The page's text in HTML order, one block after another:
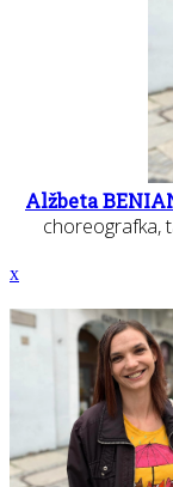
Alžbeta
choreografka,
x